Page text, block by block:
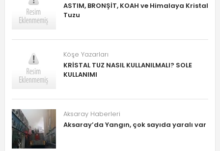
ASTIM, BRONŞİT, KOAH ve Himalaya Kristal
Tuzu
Köşe Yazarları
KRİSTAL TUZ NASIL KULLANILMALI? SOLE
KULLANIMI
Aksaray Haberleri
Aksaray’da Yangın, çok sayıda yaralı var